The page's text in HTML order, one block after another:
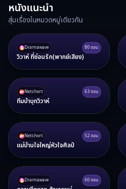
หนังแนะนำ
สุ่มเรื่องในหมวดหมู่เดียวกัน
Dramawave 80 ตอน
วิวาห์ ที่ซ่อนรัก(พากย์เสียง)
Netshort 63 ตอน
ทีมบ้าบุกวิวาห์
Netshort 52 ตอน
แม่บ้านใจใหญ่หัวใจศิลป์
Dramawave 60 ตอน